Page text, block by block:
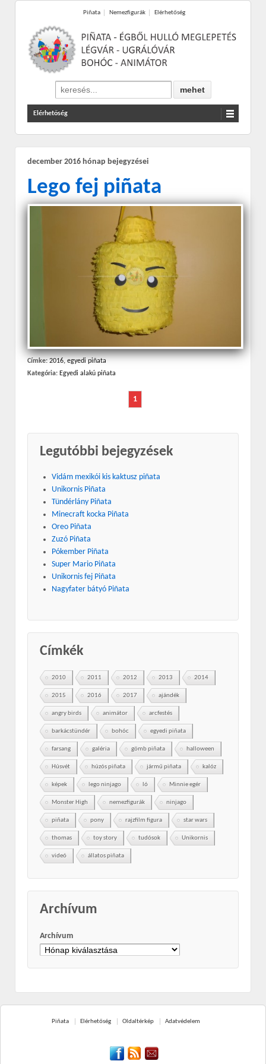
Piñata Nemezfigurák Elérhetőség
Elérhetőség
december 2016 hónap bejegyzései
Lego fej piñata
Címke: 2016, egyedi piñata
Kategória: Egyedi alakú piñata
1
Legutóbbi bejegyzések
Vidám mexikói kis kaktusz piñata
Unikornis Piñata
Tündérlány Piñata
Minecraft kocka Piñata
Oreo Piñata
Zuzó Piñata
Pókember Piñata
Super Mario Piñata
Unikornis fej Piñata
Nagyfater bátyó Piñata
Címkék
2010 2011 2012 2013 2014
2015 2016 2017 ajándék
angry birds animátor arcfestés
barkácstündér bohóc egyedi piñata
farsang galéria gömb piñata halloween
Húsvét húzós piñata jármű piñata kalóz
képek lego ninjago ló Minnie egér
Monster High nemezfigurák ninjago
piñata pony rajzfilm figura star wars
thomas toy story tudósok Unikornis
videó állatos piñata
Archívum
Archívum
Piñata Elérhetőség Oldaltérkép Adatvédelem